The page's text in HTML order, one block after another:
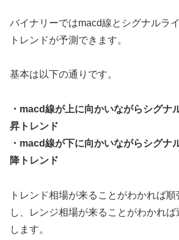
バイナリーではmacd線とシグナルラ
トレンドが予測できます。
基本は以下の通りです。
・macd線が上に向かいながらシグナ
昇トレンド
・macd線が下に向かいながらシグナ
降トレンド
トレンド相場が来ることがわかれば
し、レンジ相場が来ることがわかれ
します。